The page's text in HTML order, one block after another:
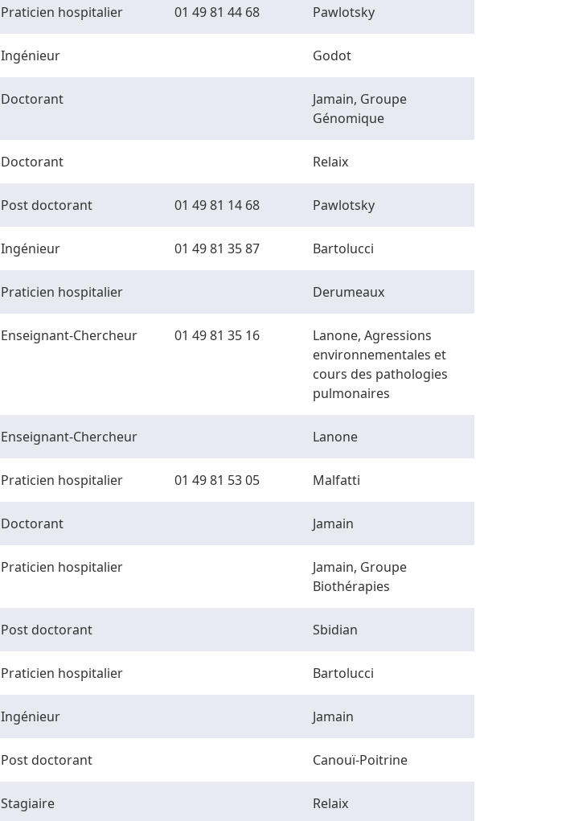
Praticien hospitalier 01 49 81 44 68 Pawlotsky
Ingénieur Godot
Doctorant
Jamain, Groupe
Génomique
Doctorant Relaix
Post doctorant 01 49 81 14 68 Pawlotsky
Ingénieur 01 49 81 35 87 Bartolucci
Praticien hospitalier Derumeaux
Enseignant-Chercheur 01 49 81 35 16
Lanone, Agressions
environnementales et
cours des pathologies
pulmonaires
Enseignant-Chercheur Lanone
Praticien hospitalier 01 49 81 53 05 Malfatti
Doctorant Jamain
Praticien hospitalier
Jamain, Groupe
Biothérapies
Post doctorant Sbidian
Praticien hospitalier Bartolucci
Ingénieur Jamain
Post doctorant Canouï-Poitrine
Stagiaire Relaix